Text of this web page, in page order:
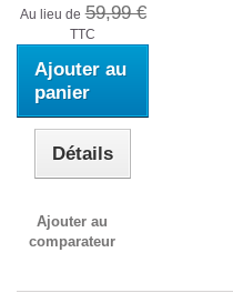
Au lieu de 59,99 €
TTC
Ajouter au
panier
Détails
Ajouter au
comparateur